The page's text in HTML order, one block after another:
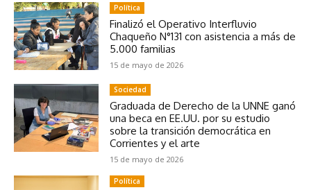
Política
Finalizó el Operativo Interfluvio
Chaqueño N°131 con asistencia a más de
5.000 familias
15 de mayo de 2026
Sociedad
Graduada de Derecho de la UNNE ganó
una beca en EE.UU. por su estudio
sobre la transición democrática en
Corrientes y el arte
15 de mayo de 2026
Política